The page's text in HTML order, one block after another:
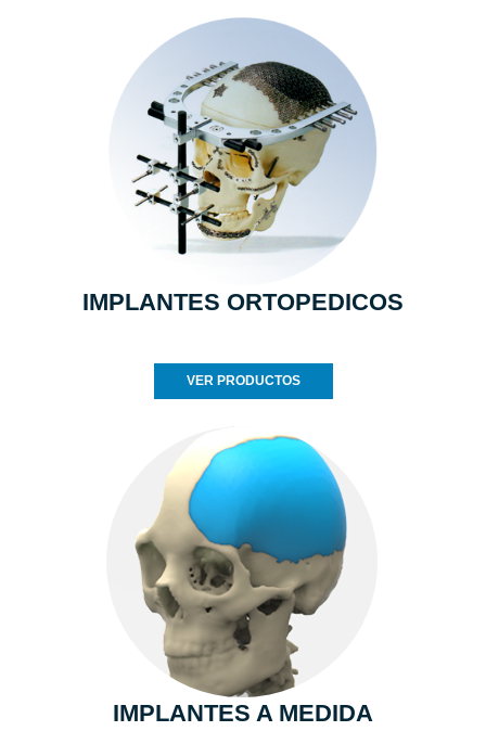
IMPLANTES ORTOPEDICOS
VER PRODUCTOS
IMPLANTES A MEDIDA